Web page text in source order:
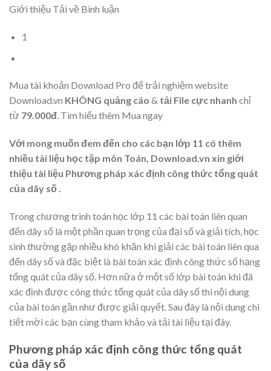
Giới thiệu Tải về Bình luận
1
Mua tài khoản Download Pro để trải nghiệm website
Download.vn KHÔNG quảng cáo & tải File cực nhanh chỉ
từ 79.000đ. Tìm hiểu thêm Mua ngay
Với mong muốn đem đến cho các bạn lớp 11 có thêm
nhiều tài liệu học tập môn Toán, Download.vn xin giới
thiệu tài liệu Phương pháp xác định công thức tổng quát
của dãy số .
Trong chương trình toán học lớp 11 các bài toán liên quan
đến dãy số là một phần quan trọng của đại số và giải tích, học
sinh thường gặp nhiều khó khăn khi giải các bài toán liên qua
đến dãy số và đặc biệt là bài toán xác định công thức số hạng
tổng quát của dãy số. Hơn nữa ở một số lớp bài toán khi đã
xác định được công thức tổng quát của dãy số thì nội dung
của bài toán gần như được giải quyết. Sau đây là nội dung chi
tiết mời các bạn cùng tham khảo và tải tài liệu tại đây.
Phương pháp xác định công thức tổng quát
của dãy số